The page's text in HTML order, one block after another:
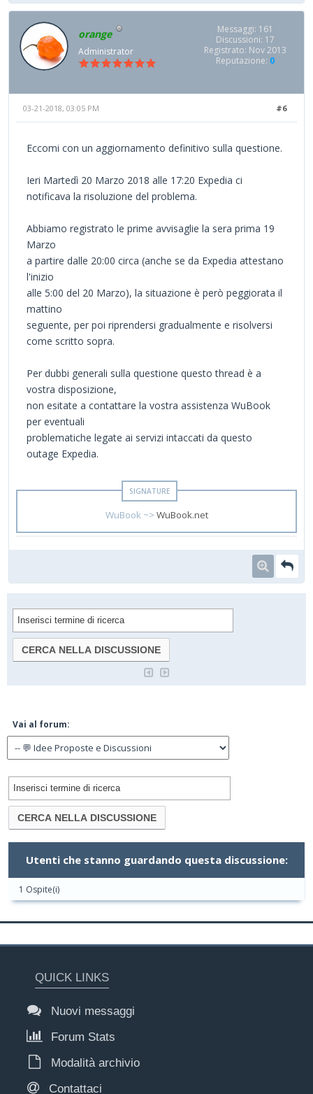
orange
Administrator
Messaggi: 161
Discussioni: 17
Registrato: Nov 2013
Reputazione: 0
#6
03-21-2018, 03:05 PM
Eccomi con un aggiornamento definitivo sulla questione.
Ieri Martedì 20 Marzo 2018 alle 17:20 Expedia ci
notificava la risoluzione del problema.
Abbiamo registrato le prime avvisaglie la sera prima 19
Marzo
a partire dalle 20:00 circa (anche se da Expedia attestano
l'inizio
alle 5:00 del 20 Marzo), la situazione è però peggiorata il
mattino
seguente, per poi riprendersi gradualmente e risolversi
come scritto sopra.
Per dubbi generali sulla questione questo thread è a
vostra disposizione,
non esitate a contattare la vostra assistenza WuBook
per eventuali
problematiche legate ai servizi intaccati da questo
outage Expedia.
WuBook ~>WuBook.net
Vai al forum:
Utenti che stanno guardando questa discussione:
1 Ospite(i)
QUICK LINKS
Nuovi messaggi
Forum Stats
Modalità archivio
Contattaci